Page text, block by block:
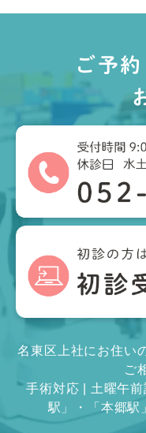
ご予
名東区上社にお住い
ご
手術対応 | 土曜午
駅」・「本郷駅